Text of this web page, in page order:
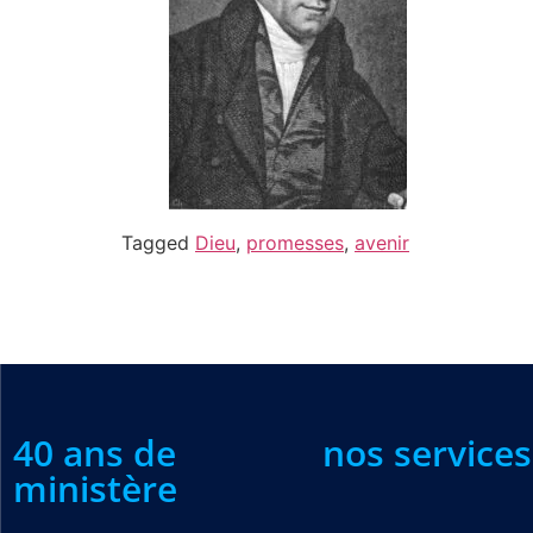
Tagged Dieu, promesses, avenir
40 ans de
ministère
nos services